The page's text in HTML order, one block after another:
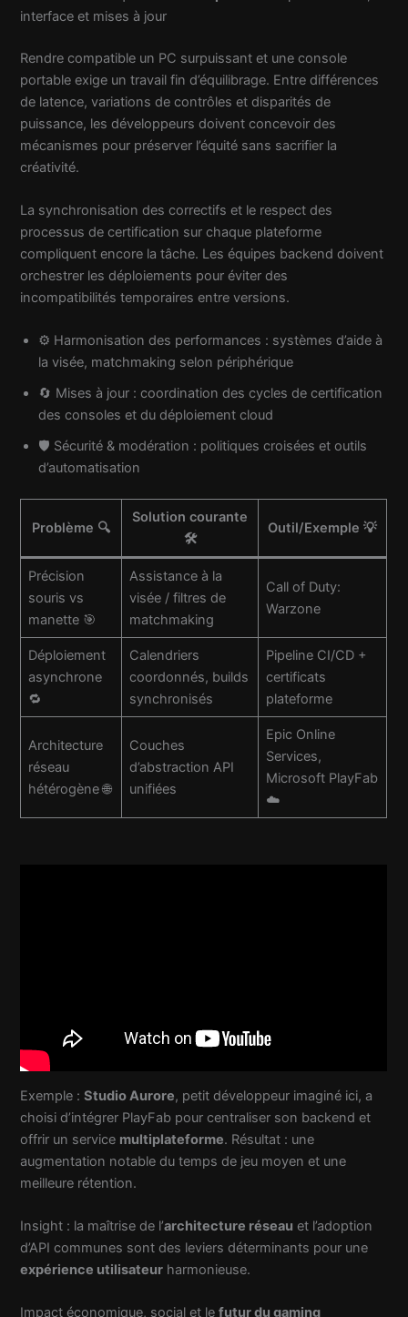
interface et mises à jour
Rendre compatible un PC surpuissant et une console
portable exige un travail fin d’équilibrage. Entre différences
de latence, variations de contrôles et disparités de
puissance, les développeurs doivent concevoir des
mécanismes pour préserver l’équité sans sacrifier la
créativité.
La synchronisation des correctifs et le respect des
processus de certification sur chaque plateforme
compliquent encore la tâche. Les équipes backend doivent
orchestrer les déploiements pour éviter des
incompatibilités temporaires entre versions.
⚙️ Harmonisation des performances : systèmes d’aide à
la visée, matchmaking selon périphérique
🔄 Mises à jour : coordination des cycles de certification
des consoles et du déploiement cloud
🛡️ Sécurité & modération : politiques croisées et outils
d’automatisation
Problème 🔍
Solution courante
🛠️
Outil/Exemple 💡
Précision
souris vs
manette 🎯
Assistance à la
visée / filtres de
matchmaking
Call of Duty:
Warzone
Déploiement
asynchrone
🔁
Calendriers
coordonnés, builds
synchronisés
Pipeline CI/CD +
certificats
plateforme
Architecture
réseau
hétérogène 🌐
Couches
d’abstraction API
unifiées
Epic Online
Services,
Microsoft PlayFab
☁️
Exemple :Studio Aurore, petit développeur imaginé ici, a
choisi d’intégrer PlayFab pour centraliser son backend et
offrir un service multiplateforme. Résultat : une
augmentation notable du temps de jeu moyen et une
meilleure rétention.
Insight : la maîtrise de l’architecture réseau et l’adoption
d’API communes sont des leviers déterminants pour une
expérience utilisateur harmonieuse.
Impact économique, social et lefutur du gaming